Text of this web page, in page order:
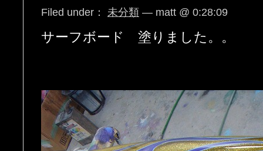
Filed under： 未分類 — matt @ 0:28:09
サーフボード 塗りました。。